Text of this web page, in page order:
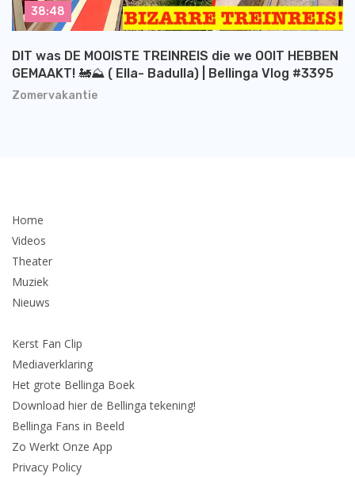
Zomervakantie
DIT was DE MOOISTE TREINREIS die we OOIT HEBBEN
GEMAAKT! 🚂⛰️ ( Ella- Badulla) | Bellinga Vlog #3395
38:48
Home
Videos
Theater
Muziek
Nieuws
Kerst Fan Clip
Mediaverklaring
Het grote Bellinga Boek
Download hier de Bellinga tekening!
Bellinga Fans in Beeld
Zo Werkt Onze App
Privacy Policy